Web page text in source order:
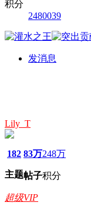
积分
2480039
发消息
Lily_T
182
主题
83万
帖子
248万
积分
超级VIP